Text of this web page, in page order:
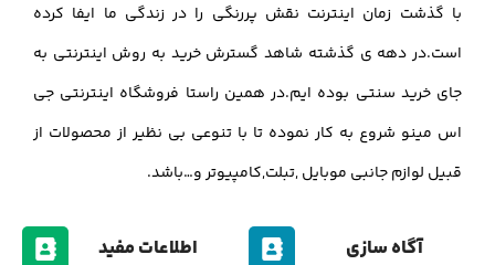
با گذشت زمان اینترنت نقش پررنگی را در زندگی ما ایفا کرده
است.در دهه ی گذشته شاهد گسترش خرید به روش اینترنتی به
جای خرید سنتی بوده ایم.در همین راستا فروشگاه اینترنتی جی
اس مینو شروع به کار نموده تا با تنوعی بی نظیر از محصولات از
قبیل لوازم جانبی موبایل ,تبلت,کامپیوتر و…باشد.
آگاه سازی اطلاعات مفید